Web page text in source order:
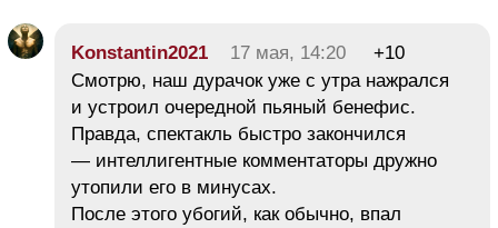
Konstantin2021 17 мая, 14:20
+10
Смотрю, наш дурачок уже с утра нажрался
и устроил очередной пьяный бенефис.
Правда, спектакль быстро закончился
— интеллигентные комментаторы дружно
утопили его в минусах.
После этого убогий, как обычно, впал